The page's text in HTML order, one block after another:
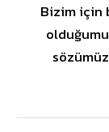
Bizim için